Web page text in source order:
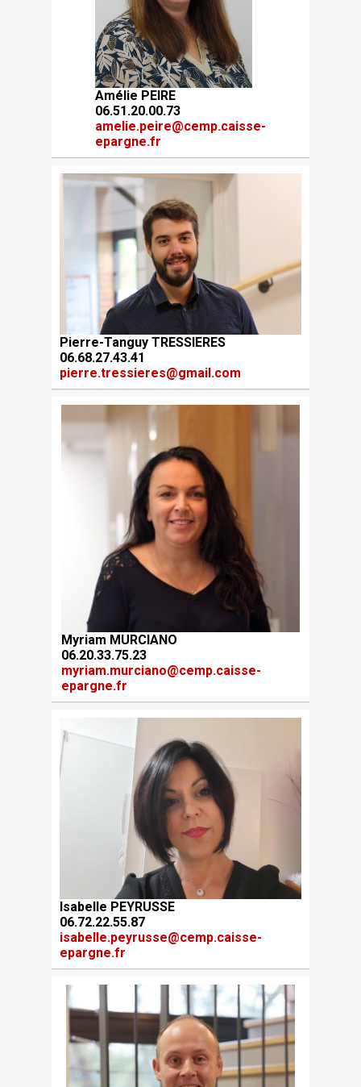
Amélie PEIRE
06.51.20.00.73
amelie.peire@cemp.caisse-
epargne.fr
Pierre-Tanguy TRESSIERES
06.68.27.43.41
pierre.tressieres@gmail.com
Myriam MURCIANO
06.20.33.75.23
myriam.murciano@cemp.caisse-
epargne.fr
Isabelle PEYRUSSE
06.72.22.55.87
isabelle.peyrusse@cemp.caisse-
epargne.fr